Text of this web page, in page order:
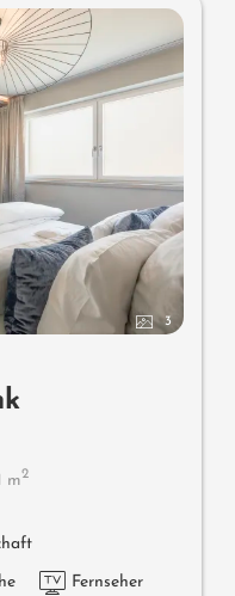
3
m2
Fernseher